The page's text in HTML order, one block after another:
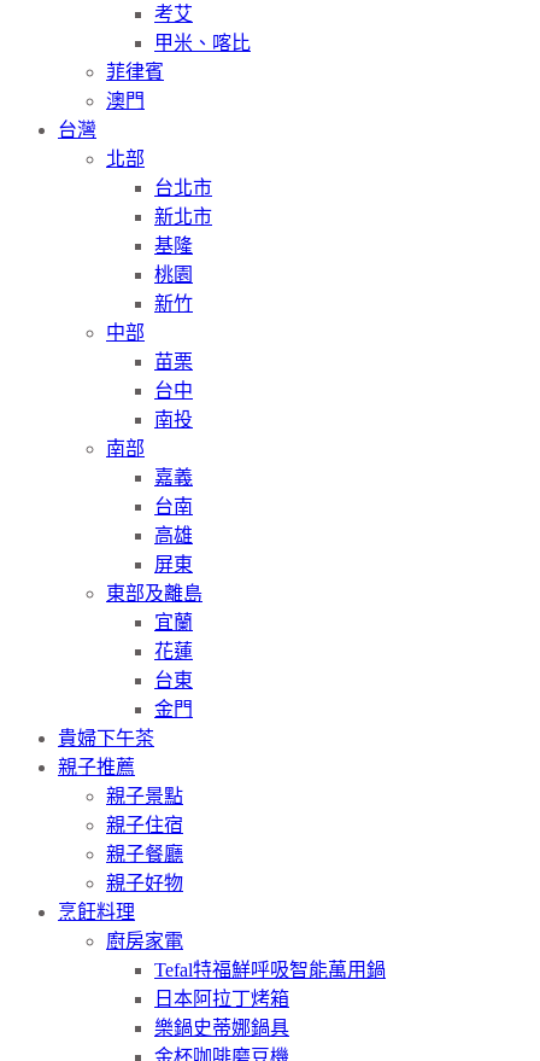
考艾
甲米、喀比
菲律賓
澳門
台灣
北部
台北市
新北市
基隆
桃園
新竹
中部
苗栗
台中
南投
南部
嘉義
台南
高雄
屏東
東部及離島
宜蘭
花蓮
台東
金門
貴婦下午茶
親子推薦
親子景點
親子住宿
親子餐廳
親子好物
烹飪料理
廚房家電
Tefal特福鮮呼吸智能萬用鍋
日本阿拉丁烤箱
樂鍋史蒂娜鍋具
金杯咖啡磨豆機